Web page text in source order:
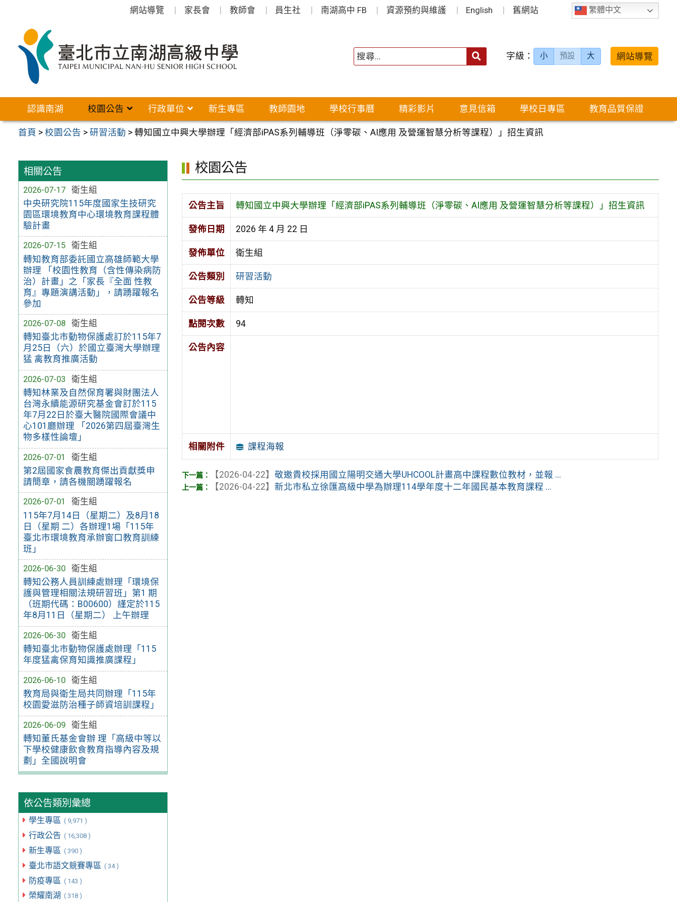
繁體中文
網站導覽 家長會 教師會 員生社 南湖高中 FB 資源預約與維護 English 舊網站
字級： 小 預設 大 網站導覽
認識南湖 校園公告 行政單位 新生專區 教師園地 學校行事曆 精彩影片 意見信箱 學校日專區 教育品質保證
首頁 >校園公告 >研習活動 >轉知國立中興大學辦理「經濟部iPAS系列輔導班（淨零碳、AI應用 及營運智慧分析等課程）」招生資訊
相關公告
2026-07-17
衛生組
中央研究院115年度國家生技研究
園區環境教育中心環境教育課程體
驗計畫
2026-07-15
衛生組
轉知教育部委託國立高雄師範大學
辦理 「校園性教育（含性傳染病防
治）計畫」之「家長『全面 性教
育』專題演講活動」，請踴躍報名
參加
2026-07-08
衛生組
轉知臺北市動物保護處訂於115年7
月25日（六）於國立臺灣大學辦理
猛 禽教育推廣活動
2026-07-03
衛生組
轉知林業及自然保育署與財團法人
台灣永續能源研究基金會訂於115
年7月22日於臺大醫院國際會議中
心101廳辦理 「2026第四屆臺灣生
物多樣性論壇」
2026-07-01
衛生組
第2屆國家食農教育傑出貢獻獎申
請簡章，請各機關踴躍報名
2026-07-01
衛生組
115年7月14日（星期二）及8月18
日（星期 二）各辦理1場「115年
臺北市環境教育承辦窗口教育訓練
班」
2026-06-30
衛生組
轉知公務人員訓練處辦理「環境保
護與管理相關法規研習班」第1 期
（班期代碼：B00600）謹定於115
年8月11日（星期二） 上午辦理
2026-06-30
衛生組
轉知臺北市動物保護處辦理「115
年度猛禽保育知識推廣課程」
2026-06-10
衛生組
教育局與衛生局共同辦理「115年
校園愛滋防治種子師資培訓課程」
2026-06-09
衛生組
轉知董氏基金會辦 理「高級中等以
下學校健康飲食教育指導內容及規
劃」全國說明會
依公告類別彙總
學生專區 ( 9,971 )
行政公告 ( 16,308 )
新生專區 ( 390 )
臺北市語文競賽專區 ( 34 )
防疫專區 ( 143 )
榮耀南湖 ( 318 )
校園公告
公告主旨 轉知國立中興大學辦理「經濟部iPAS系列輔導班（淨零碳、AI應用 及營運智慧分析等課程）」招生資訊
發佈日期 2026 年 4 月 22 日
發佈單位 衛生組
公告類別 研習活動
公告等級 轉知
點閱次數 94
公告內容
相關附件 課程海報
【2026-04-22】敬邀貴校採用國立陽明交通大學UHCOOL計畫高中課程數位教材，並報 ...
【2026-04-22】新北市私立徐匯高級中學為辦理114學年度十二年國民基本教育課程 ...